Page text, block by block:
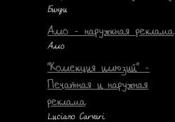
Бинди
Алло - наружкная реклама
Алло
"Коллекция иллюзий" -
Печатная и наружная
реклама
Luciano Carvari